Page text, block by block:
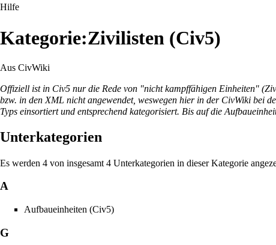
Hilfe
Kategorie:Zivilisten (Civ5)
Aus CivWiki
Offiziell ist in Civ5 nur die Rede von "nicht kampffähigen Einheiten"
bzw. in den XML nicht angewendet, weswegen hier in der CivWiki bei
Typs einsortiert und entsprechend kategorisiert. Bis auf die
Unterkategorien
Es werden 4 von insgesamt 4 Unterkategorien in dieser Kategorie
A
Aufbaueinheiten (Civ5)
G